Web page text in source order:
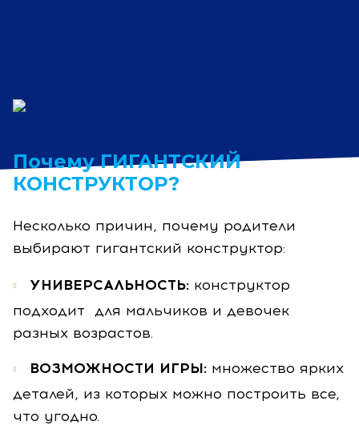
Почему ГИГАНТСКИЙ
КОНСТРУКТОР?
Несколько причин, почему родители
выбирают гигантский конструктор:
УНИВЕРСАЛЬНОСТЬ: конструктор
подходит для мальчиков и девочек
разных возрастов.
ВОЗМОЖНОСТИ ИГРЫ: множество ярких
деталей, из которых можно построить все,
что угодно.